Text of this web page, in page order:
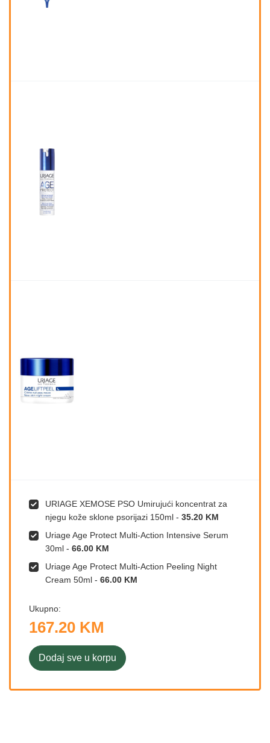
URIAGE XEMOSE PSO Umirujući koncentrat za
njegu kože sklone psorijazi 150ml - 35.20 KM
Uriage Age Protect Multi-Action Intensive Serum
30ml - 66.00 KM
Uriage Age Protect Multi-Action Peeling Night
Cream 50ml - 66.00 KM
Ukupno:
167.20 KM
Dodaj sve u korpu